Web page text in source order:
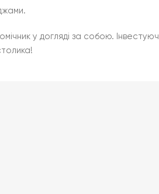
у догляді за собою.